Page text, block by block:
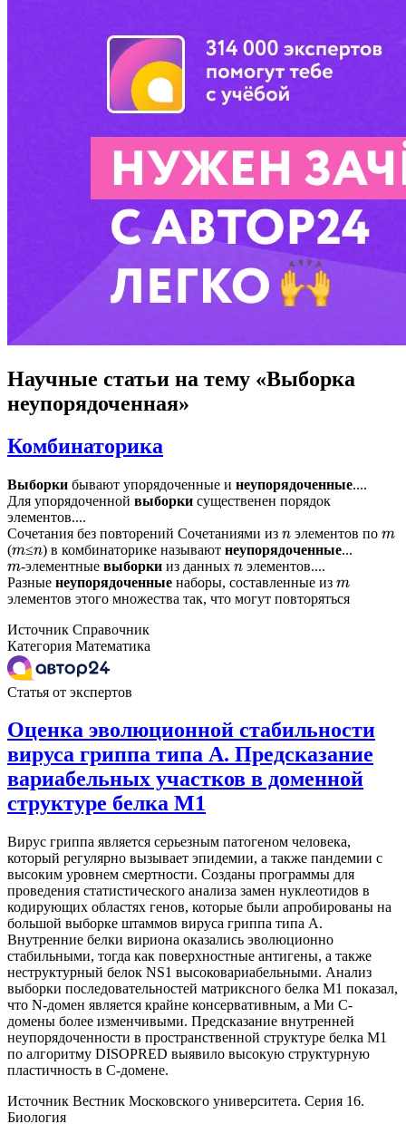
Научные статьи на тему «Выборка
неупорядоченная»
Комбинаторика
Выборки бывают упорядоченные и неупорядоченные....
Для упорядоченной выборки существенен порядок
элементов....
Сочетания без повторений Сочетаниями из n элементов поm
(m≤n) в комбинаторике называютнеупорядоченные...
m-элементные выборкииз данных n элементов....
Разные неупорядоченные наборы, составленные из m
элементов этого множества так, что могут повторяться
Источник Справочник
Категория Математика
Статья от экспертов
Оценка эволюционной стабильности
вируса гриппа типа А. Предсказание
вариабельных участков в доменной
структуре белка М1
Вирус гриппа является серьезным патогеном человека,
который регулярно вызывает эпидемии, а также пандемии с
высоким уровнем смертности. Созданы программы для
проведения статистического анализа замен нуклеотидов в
кодирующих областях генов, которые были апробированы на
большой выборке штаммов вируса гриппа типа А.
Внутренние белки вириона оказались эволюционно
стабильными, тогда как поверхностные антигены, а также
неструктурный белок NS1 высоковариабельными. Анализ
выборки последовательностей матриксного белка М1 показал,
что N-домен является крайне консервативным, а Ми С-
домены более изменчивыми. Предсказание внутренней
неупорядоченности в пространственной структуре белка М1
по алгоритму DISOPRED выявило высокую структурную
пластичность в С-домене.
Источник Вестник Московского университета. Серия 16.
Биология